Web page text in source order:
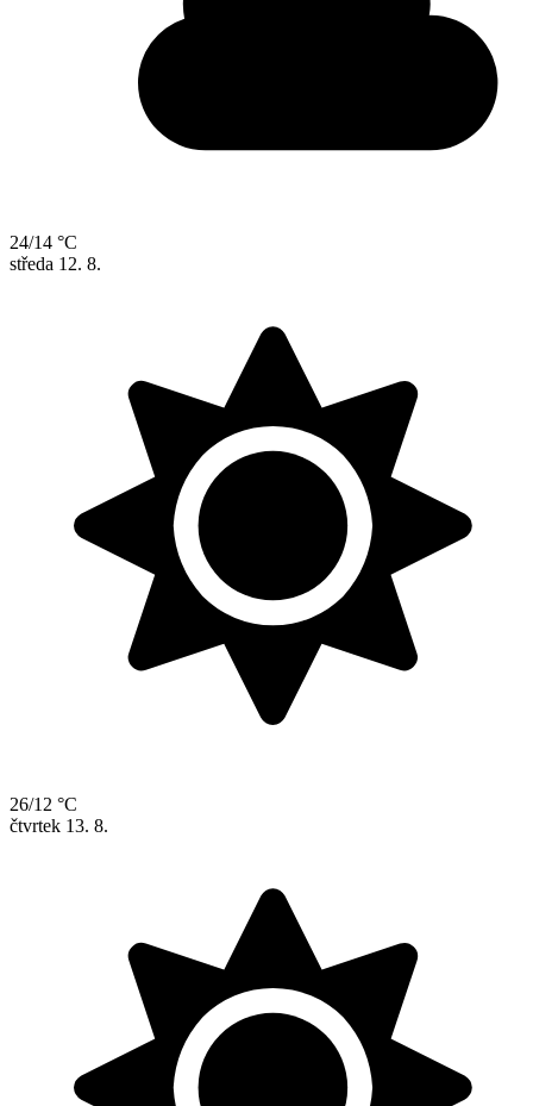
24/14 °C
středa 12. 8.
26/12 °C
čtvrtek 13. 8.